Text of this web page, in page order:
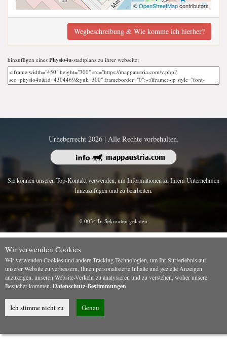
©OpenStreetMapcontributors
Wegbeschreibung & Wie komme ich hierher?
hinzufügen eines Physio4u-stadtplans zu ihrer webseite;
Urheberrecht 2026 | Alle Rechte vorbehalten.
Sie können unseren Top-Kontakt verwenden, um Informationen zu Ihrem Unternehmen
hinzuzufügen und zu bearbeiten.
0.0034 In Sekunden geladen
Wir verwenden Cookies
Wir verwenden Cookies und andere Tracking-Technologien, um Ihr Surferlebnis auf
unserer Website zu verbessern, Ihnen personalisierte Inhalte und gezielte Anzeigen
anzuzeigen, unseren Website-Verkehr zu analysieren und zu verstehen, woher unsere
Besucher kommen. Datenschutz-Bestimmungen
Ich stimme nicht zu Genau